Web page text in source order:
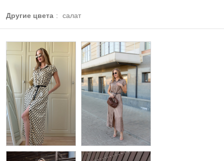
Другие цвета : салат